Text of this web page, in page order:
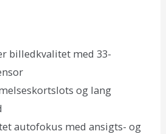
billedkvalitet med 33-
og lang
autofokus med ansigts- og